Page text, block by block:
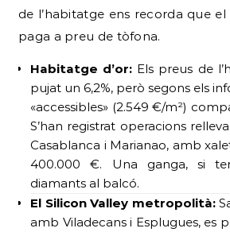
de l’habitatge ens recorda que
paga a preu de tòfona.
Habitatge d’or: Els preus de
pujat un 6,2%, però segons els
«accessibles» (2.549 €/m²)
S’han registrat operacions
Casablanca i Marianao, amb
400.000 €. Una ganga, si
diamants al balcó.
El Silicon Valley metropolità:
amb Viladecans i Esplugues, es